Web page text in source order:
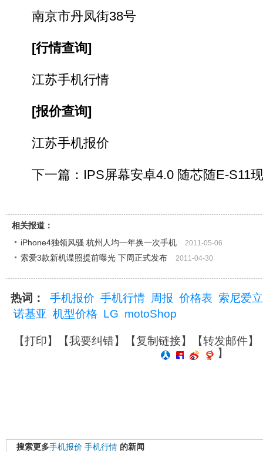
南京市丹凤街38号
[行情查询]
江苏手机行情
[报价查询]
江苏手机报价
下一篇：IPS屏幕安卓4.0 随芯随E-S11
相关报道：
iPhone4独领风骚 杭州人均一年换一次手机
2011-05-06
索爱3款新机谍照提前曝光 下周正式发布 2011-04-30
热词： 手机报价 手机行情 周报 价格表 索尼爱
诺基亚 机型价格 LG motoShop
【打印】【我要纠错】【复制链接】【转发邮件】
】
搜索更多手机报价 手机行情 的新闻